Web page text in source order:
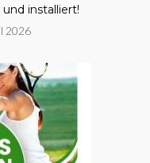
installiert!
2026